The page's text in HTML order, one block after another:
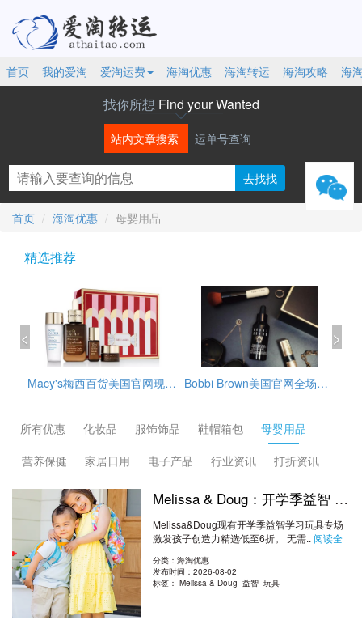
首页 我的爱淘 爱淘运费 海淘优惠 海淘转运 海淘攻略 海
找你所想 Find your Wanted
站内文章搜索 运单号查询
首页 海淘优惠 母婴用品
精选推荐
Bobbi Brown美国官网全场海淘满赠活动开启，订单满$65赠3件护肤小样（橘子面霜7ml+眼部打底5ml+卸妆油15ml），需使用优惠码：REFRESH，美国境内免邮，需要通过转运公司运输回来。 GlamGlow格莱魅美国官网冬季大促精选护肤品低至5折+部分额外9折促销，需用码：EXTRA10，另外，订单满$75送清洁4件套，价值$49，美国境内免邮。
< >
所有优惠 化妆品 服饰饰品 鞋帽箱包
母婴用品
营养保健
家居日用 电子产品 行业资讯 打折资讯
Melissa & Doug：开学季益智 学习玩具专场 激发孩子创造力 精选低至6折
Melissa&Doug现有开学季益智学习玩具专场
激发孩子创造力精选低至6折。 无需..阅读全
分类：海淘优惠
发布时间：2026-08-02
标签：Melissa & Doug 益智 玩具